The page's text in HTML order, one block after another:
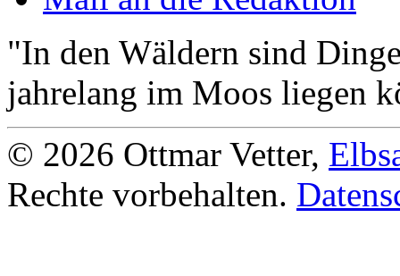
"In den Wäldern sind
jahrelang im Moos liegen
© 2026 Ottmar Vetter,
Rechte vorbehalten.